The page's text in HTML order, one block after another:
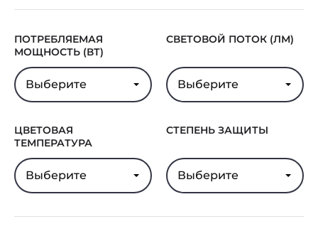
ПОТРЕБЛЯЕМАЯ
МОЩНОСТЬ (ВТ)
Выберите
СВЕТОВОЙ ПОТОК (ЛМ)
Выберите
ЦВЕТОВАЯ
ТЕМПЕРАТУРА
Выберите
СТЕПЕНЬ ЗАЩИТЫ
Выберите